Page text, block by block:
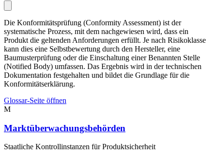
Die Konformitätsprüfung (Conformity Assessment) ist der
systematische Prozess, mit dem nachgewiesen wird, dass ein
Produkt die geltenden Anforderungen erfüllt. Je nach Risikoklasse
kann dies eine Selbstbewertung durch den Hersteller, eine
Baumusterprüfung oder die Einschaltung einer Benannten Stelle
(Notified Body) umfassen. Das Ergebnis wird in der technischen
Dokumentation festgehalten und bildet die Grundlage für die
Konformitätserklärung.
Glossar-Seite öffnen
M
Marktüberwachungsbehörden
Staatliche Kontrollinstanzen für Produktsicherheit